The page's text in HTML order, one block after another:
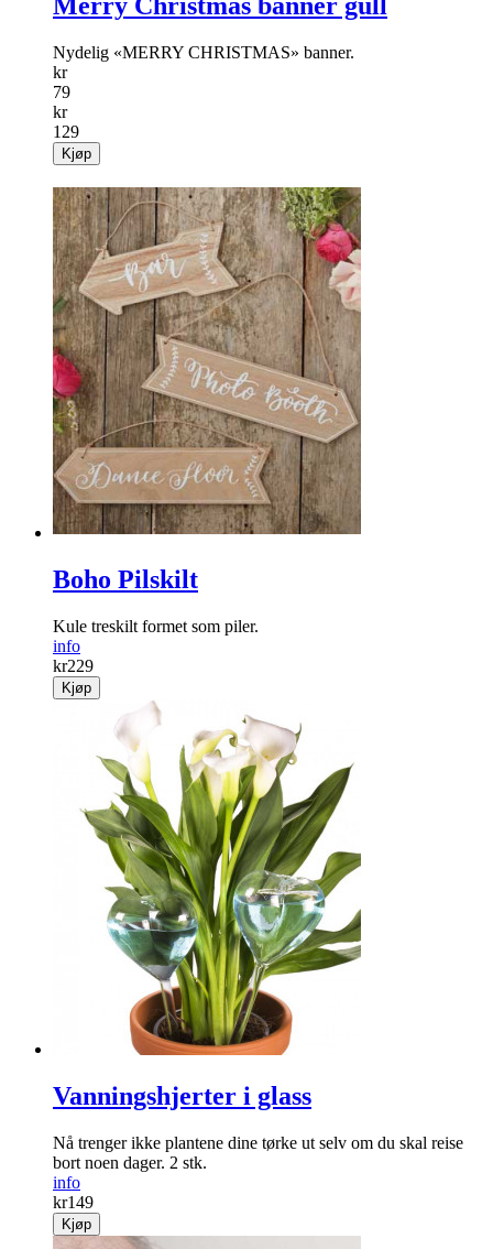
Merry Christmas banner gull
Nydelig «MERRY CHRISTMAS» banner.
kr
79
kr
129
Kjøp
Boho Pilskilt
Kule treskilt formet som piler.
info
kr229
Kjøp
Vanningshjerter i glass
Nå trenger ikke plantene dine tørke ut selv om du skal reise
bort noen dager. 2 stk.
info
kr149
Kjøp